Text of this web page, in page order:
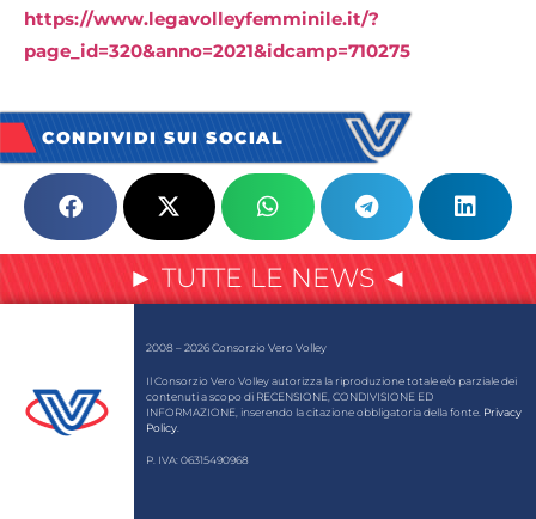
https://www.legavolleyfemminile.it/?
page_id=320&anno=2021&idcamp=710275
CONDIVIDI SUI SOCIAL
► TUTTE LE NEWS ◄
2008 – 2026 Consorzio Vero Volley
Il Consorzio Vero Volley autorizza la riproduzione totale e/o parziale dei
contenuti a scopo di RECENSIONE, CONDIVISIONE ED
INFORMAZIONE, inserendo la citazione obbligatoria della fonte. Privacy
Policy
P. IVA: 06315490968